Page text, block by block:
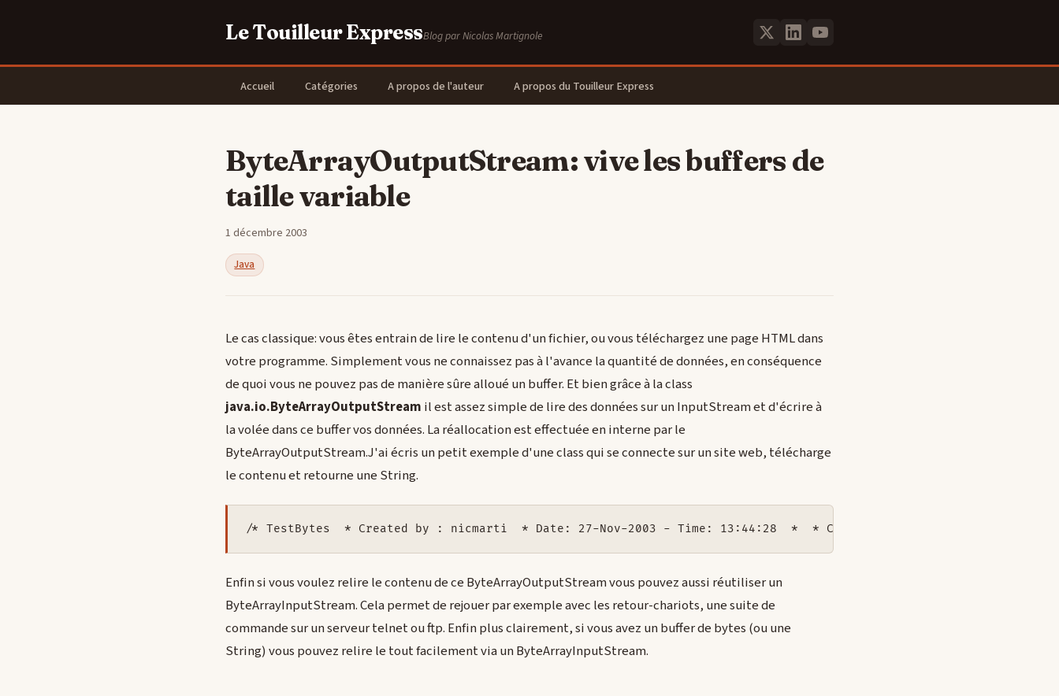
Le Touilleur ExpressBlog par Nicolas Martignole
Accueil Catégories A propos de l'auteur A propos du Touilleur Express
ByteArrayOutputStream: vive les buffers de
taille variable
1 décembre 2003
Java
Le cas classique: vous êtes entrain de lire le contenu d'un fichier, ou vous téléchargez une page HTML dans
votre programme. Simplement vous ne connaissez pas à l'avance la quantité de données, en conséquence
de quoi vous ne pouvez pas de manière sûre alloué un buffer. Et bien grâce à la class
java.io.ByteArrayOutputStream il est assez simple de lire des données sur un InputStream et d'écrire à
la volée dans ce buffer vos données. La réallocation est effectuée en interne par le
ByteArrayOutputStream.J'ai écris un petit exemple d'une class qui se connecte sur un site web, télécharge
le contenu et retourne une String.
/* TestBytes  * Created by : nicmarti  * Date: 27-Nov-2003 - Time: 13:44:28  *  * Copyright (c) 2003
Enfin si vous voulez relire le contenu de ce ByteArrayOutputStream vous pouvez aussi réutiliser un
ByteArrayInputStream. Cela permet de rejouer par exemple avec les retour-chariots, une suite de
commande sur un serveur telnet ou ftp. Enfin plus clairement, si vous avez un buffer de bytes (ou une
String) vous pouvez relire le tout facilement via un ByteArrayInputStream.